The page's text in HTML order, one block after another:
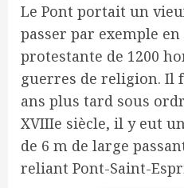
Le Pont portait un
passer par exemple
protestante de 1200
guerres de religion. Il
ans plus tard sous
XVIIIe siècle, il y eut
de 6 m de large
reliant Pont-Saint-